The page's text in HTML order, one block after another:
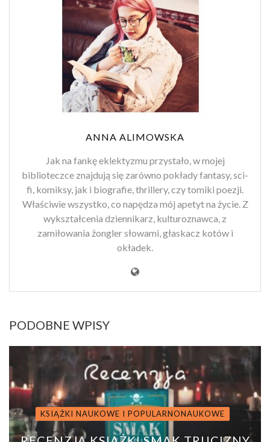
ANNA ALIMOWSKA
Jak na fankę eklektyzmu przystało, w mojej
biblioteczce znajdują się zarówno pokłady fantasy, sci-
fi, komiksy, jak i biografie, thrillery, czy tomiki poezji.
Właściwie wszystko, co napędza mój apetyt na życie. Z
wykształcenia dziennikarz, kulturoznawca, z
zamiłowania żongler słowami, głaskacz kotów i
okładek.
PODOBNE WPISY
KSIĄŻKI NAUKOWE I POPULARNONAUKOWE